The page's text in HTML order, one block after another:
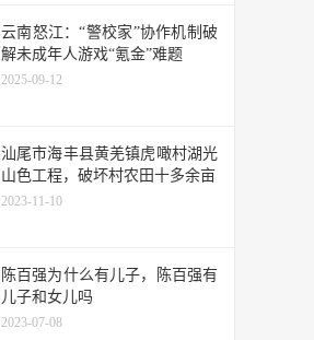
云南怒江：“警校家”协作机制破
解未成年人游戏“氪金”难题
2025-09-12
汕尾市海丰县黄羌镇虎噉村湖光
山色工程，破坏村农田十多余亩
2023-11-10
陈百强为什么有儿子，陈百强有
儿子和女儿吗
2023-07-08